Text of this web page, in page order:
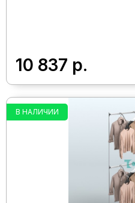
10 837 р.
В НАЛИЧИИ